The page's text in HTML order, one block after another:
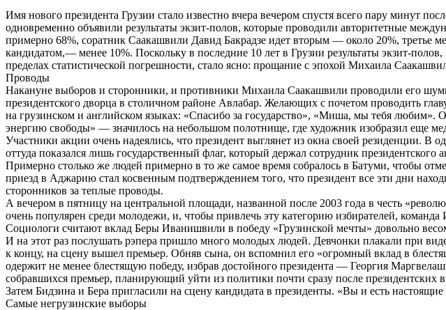
Имя нового президента Грузии стало известно вчера вечером спустя всего пару минут
одновременно объявили результаты экзит-полов, которые проводили авторитетные
примерно 68%, соратник Саакашвили Давид Бакрадзе идет вторым — около 20%, третье
кандидатом,— менее 10%. Поскольку в последние 10 лет в Грузии результаты экзит-
пределах статистической погрешности, стало ясно: прощание с эпохой Михаила
Проводы
Накануне выборов и сторонники, и противники Михаила Саакашвили проводили его
президентского дворца в столичном районе Авлабар. Желающих с почетом проводить
на грузинском и английском языках: «Спасибо за государство», «Миша, мы тебя
энергию свободы» — значилось на небольшом полотнище, где художник изобразил еще
Участники акции очень надеялись, что президент выглянет из окна своей резиденции. В
оттуда показался лишь государственный флаг, который держал сотрудник президентского
Примерно столько же людей примерно в то же самое время собралось в Батуми, чтобы
приезд в Аджарию стал косвенным подтверждением того, что президент все эти дни
сторонников за теплые проводы.
А вечером в пятницу на центральной площади, названной после 2003 года в честь
очень популярен среди молодежи, и, чтобы привлечь эту категорию избирателей,
Социологи считают вклад Беры Иванишвили в победу «Грузинской мечты» довольно
И на этот раз послушать рэпера пришло много молодых людей. Девчонки плакали при
к концу, на сцену вышел премьер. Обняв сына, он вспомнил его «огромный вклад в
одержит не менее блестящую победу, избрав достойного президента — Георгия
собравшихся премьер, планирующий уйти из политики почти сразу после президентских
Затем Бидзина и Бера пригласили на сцену кандидата в президенты. «Вы и есть
Самые негрузинские выборы